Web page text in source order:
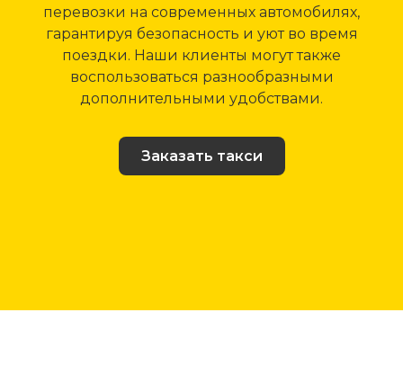
перевозки на современных автомобилях,
гарантируя безопасность и уют во время
поездки. Наши клиенты могут также
воспользоваться разнообразными
дополнительными удобствами.
Заказать такси